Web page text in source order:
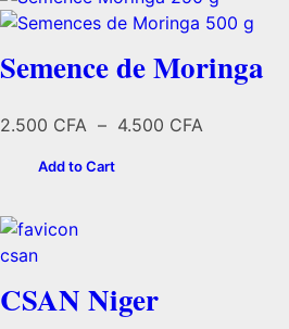
Semence de Moringa
2.500 CFA – 4.500 CFA
Add to Cart
CSAN Niger